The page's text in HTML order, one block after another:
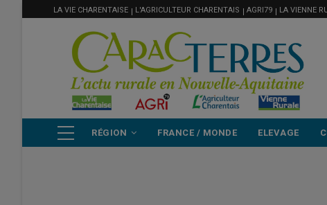
MENU
FILIÈRE
LA VIE CHARENTAISE L'AGRICULTEUR CHARENTAIS AGRI79 LA VIENNE
PRINCIPALE
RÉGION FRANCE / MONDE ELEVAGE